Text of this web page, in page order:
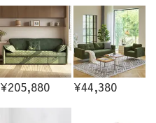
¥205,880 ¥44,380